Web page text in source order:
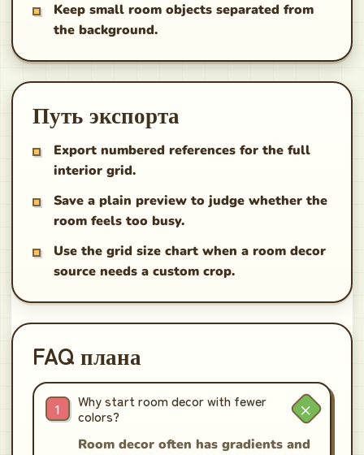
Keep small room objects separated from
the background.
Путь экспорта
Export numbered references for the full
interior grid.
Save a plain preview to judge whether the
room feels too busy.
Use the grid size chart when a room decor
source needs a custom crop.
FAQ плана
Why start room decor with fewer
colors?
Room decor often has gradients and